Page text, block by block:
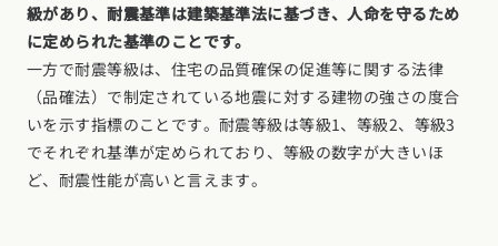
級があり、耐震基準は建築基準法に基づき、人命を守るため
に定められた基準のことです。
一方で耐震等級は、住宅の品質確保の促進等に関する法律
（品確法）で制定されている地震に対する建物の強さの度合
いを示す指標のことです。耐震等級は等級1、等級2、等級3
でそれぞれ基準が定められており、等級の数字が大きいほ
ど、耐震性能が高いと言えます。